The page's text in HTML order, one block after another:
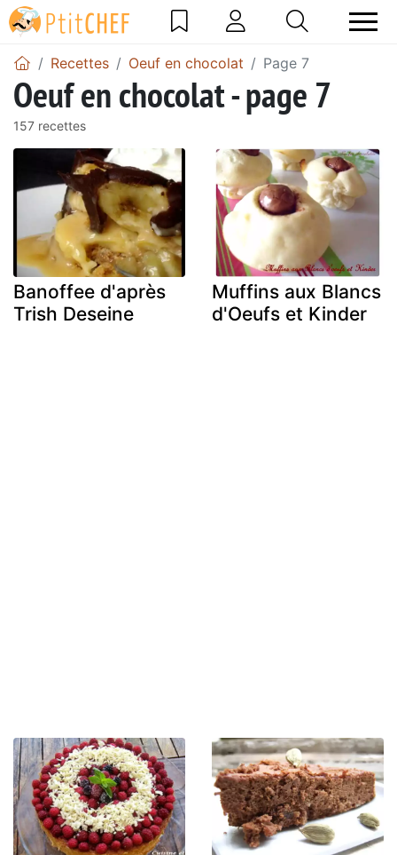
Recettes Oeuf en chocolat Page 7
Oeuf en chocolat - page 7
157 recettes
Banoffee d'après
Trish Deseine
Muffins aux Blancs
d'Oeufs et Kinder